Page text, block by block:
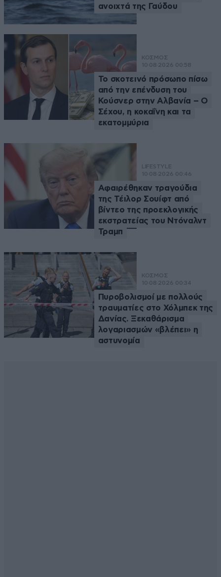
ανοιχτά της Γαύδου
ΚΟΣΜΟΣ
10·08·2026 00:58
Το σκοτεινό πρόσωπο πίσω
από την επένδυση του
Κούσνερ στην Αλβανία – Ο
Σέχου, η κοκαΐνη και τα
εκατομμύρια
LIFESTYLE
10·08·2026 00:46
Αφαιρέθηκαν τραγούδια
της Τέιλορ Σουίφτ από
βίντεο της προεκλογικής
εκστρατείας του Ντόναλντ
Τραμπ
ΚΟΣΜΟΣ
10·08·2026 00:34
Πυροβολισμοί με πολλούς
τραυματίες στο Χόλμπεκ της
Δανίας. Ξεκαθάρισμα
λογαριασμών «βλέπει» η
αστυνομία